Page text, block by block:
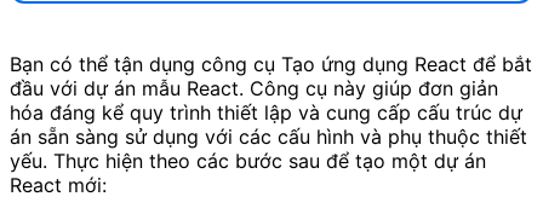
Bạn có thể tận dụng công cụ Tạo ứng dụng React để bắt
đầu với dự án mẫu React. Công cụ này giúp đơn giản
hóa đáng kể quy trình thiết lập và cung cấp cấu trúc dự
án sẵn sàng sử dụng với các cấu hình và phụ thuộc thiết
yếu. Thực hiện theo các bước sau để tạo một dự án
React mới: